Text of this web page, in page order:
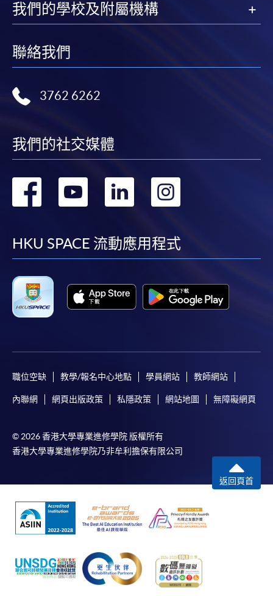
我們的學校及附屬機構
聯絡我們
3762 6262
我們的社交媒體
轉
facebook
轉
youtube
轉
linkedin
HKU SPACE 流動應用程式
職位空缺 教學/報名中心地點 學員網站 教師網站
內聯網 網頁出版政策 私隱政策 網站地圖 無障礙網頁
© 2026 香港大學專業進修學院 版權所有
香港大學專業進修學院乃非牟利擔保有限公司
返回頁首